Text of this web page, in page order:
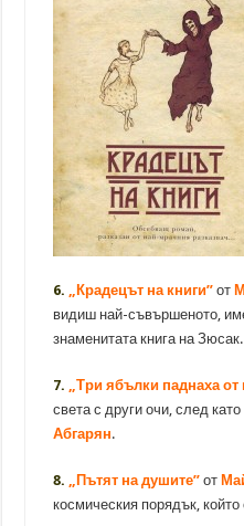
6. „Крадецът на книги” от
видиш най-съвършеното,
знаменитата книга на Зюсак.
7. „Три ябълки паднаха от
света с други очи, след
Абгарян.
8. „Пътят на душите” от
космическия порядък,